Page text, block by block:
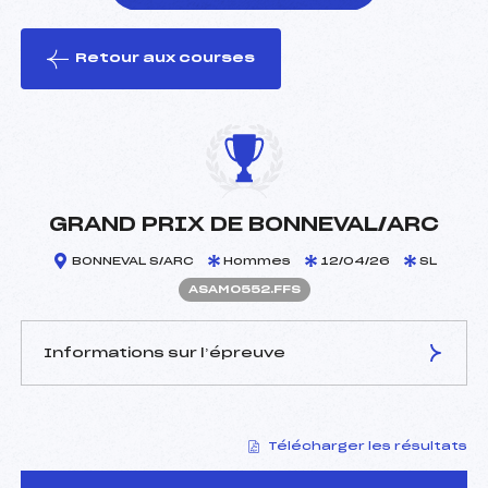
le ski
Retour aux courses
GRAND PRIX DE BONNEVAL/ARC
BONNEVAL S/ARC Hommes 12/04/26 SL
ASAM0552.FFS
Informations sur l’épreuve
FLEURY CHRISTIAN (SA)
Arbitre :
ROBERT ELIE (SA)
Télécharger les résultats